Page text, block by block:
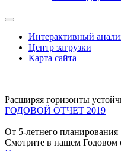
Интерактивный
Центр загрузки
Карта сайта
Расширяя горизонты
ГОДОВОЙ ОТЧЕТ 2019
От 5-летнего планирования
Смотрите в нашем Годовом